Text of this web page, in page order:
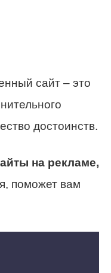
сайт – это
достоинств.
на рекламе,
поможет вам